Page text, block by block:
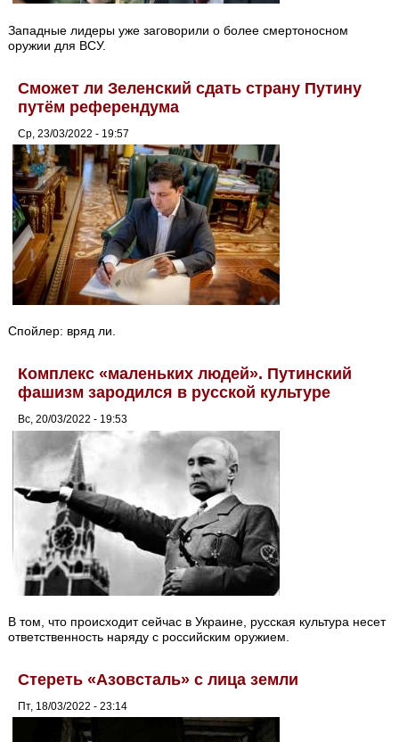
Западные лидеры уже заговорили о более смертоносном
оружии для ВСУ.
Сможет ли Зеленский сдать страну Путину
путём референдума
Ср, 23/03/2022 - 19:57
Спойлер: вряд ли.
Комплекс «маленьких людей». Путинский
фашизм зародился в русской культуре
Вс, 20/03/2022 - 19:53
В том, что происходит сейчас в Украине, русская культура несет
ответственность наряду с российским оружием.
Стереть «Азовсталь» с лица земли
Пт, 18/03/2022 - 23:14